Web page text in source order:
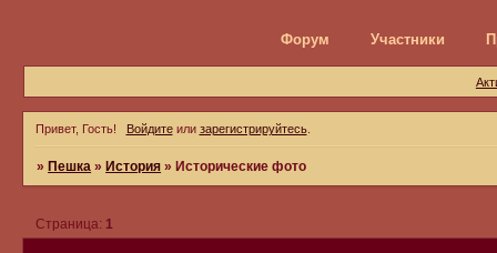
Форум Участники
Привет, Гость! Войдитеили зарегистрируйтесь.
» Пешка » История » Исторические фото
Страница: 1